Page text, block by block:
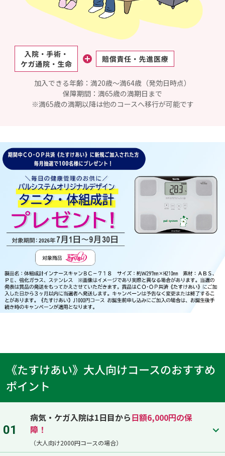
加入できる年齢：満20歳～満64歳（発効日時点）
保障期間：満65歳の満期日まで
※満65歳の満期以降は他のコースへ移行が可能です
《たすけあい》大人向けコースのおすすめ
ポイント
01
病気・ケガ入院は1日目から日額6,000円の保
障！
（大人向け2000円コースの場合）